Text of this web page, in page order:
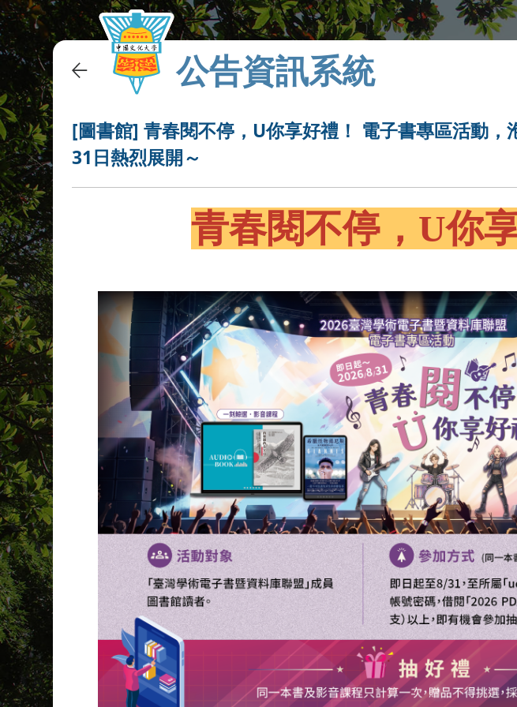
公告資訊系統
[圖書館] 青春閱不停，U你享好禮！ 電子書專區活動，
31日熱烈展開～
青春閱不停，U你